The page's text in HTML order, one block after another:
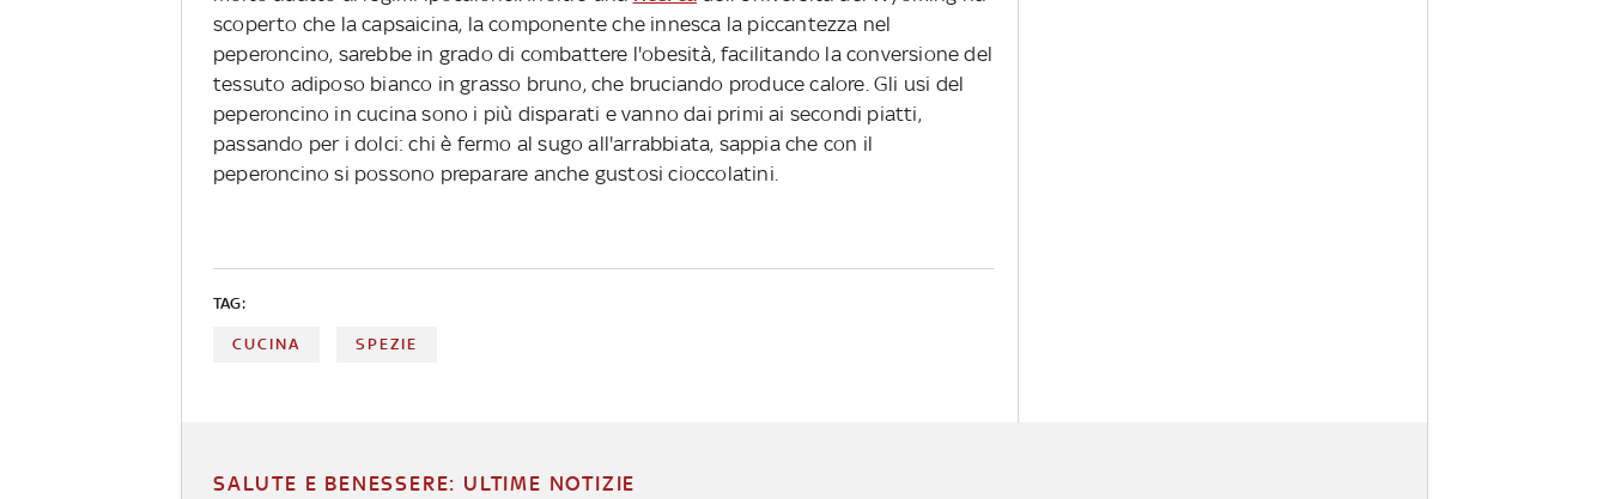
scoperto che la capsaicina, la componente che innesca la piccantezza nel
peperoncino, sarebbe in grado di combattere l'obesità, facilitando la conversione del
tessuto adiposo bianco in grasso bruno, che bruciando produce calore. Gli usi del
peperoncino in cucina sono i più disparati e vanno dai primi ai secondi piatti,
passando per i dolci: chi è fermo al sugo all'arrabbiata, sappia che con il
peperoncino si possono preparare anche gustosi cioccolatini.
TAG:
CUCINA SPEZIE
SALUTE E BENESSERE: ULTIME NOTIZIE